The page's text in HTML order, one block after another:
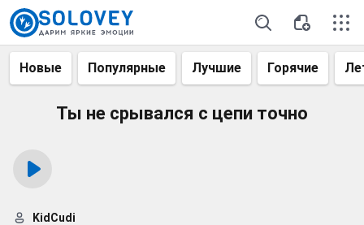
Новые Популярные Лучшие Горячие
Ты не срывался с цепи точно
KidCudi